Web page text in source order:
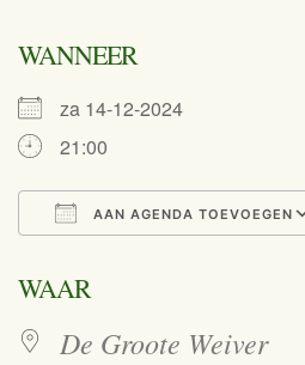
WANNEER
za 14-12-2024
21:00
AAN AGENDA TOEVOEGEN
WAAR
De Groote Weiver